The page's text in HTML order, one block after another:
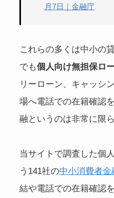
月7日｜金融庁
これらの多くは中小の
でも個人向け無担保ロ
リーローン、キャッシ
場へ電話での在籍確認
融というのは非常に限
当サイトで調査した個
う141社の中小消費者金
結や電話での在籍確認